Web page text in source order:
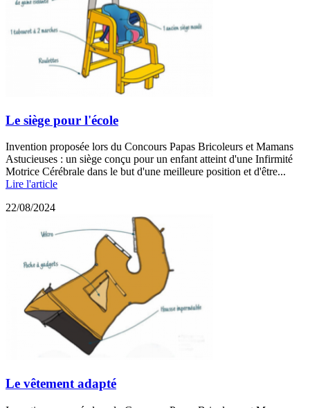
Le siège pour l'école
Invention proposée lors du Concours Papas Bricoleurs et Mamans
Astucieuses : un siège conçu pour un enfant atteint d'une Infirmité
Motrice Cérébrale dans le but d'une meilleure position et d'être...
Lire l'article
22/08/2024
Le vêtement adapté